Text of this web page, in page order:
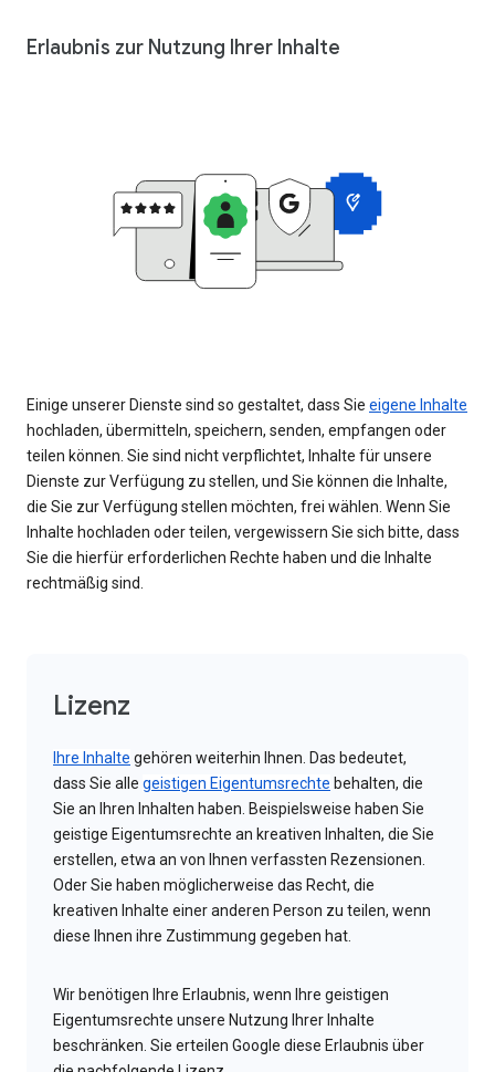
Erlaubnis zur Nutzung Ihrer Inhalte
Einige unserer Dienste sind so gestaltet, dass Sie eigene Inhalte
hochladen, übermitteln, speichern, senden, empfangen oder
teilen können. Sie sind nicht verpflichtet, Inhalte für unsere
Dienste zur Verfügung zu stellen, und Sie können die Inhalte,
die Sie zur Verfügung stellen möchten, frei wählen. Wenn Sie
Inhalte hochladen oder teilen, vergewissern Sie sich bitte, dass
Sie die hierfür erforderlichen Rechte haben und die Inhalte
rechtmäßig sind.
Lizenz
Ihre Inhalte gehören weiterhin Ihnen. Das bedeutet,
dass Sie alle geistigen Eigentumsrechte behalten, die
Sie an Ihren Inhalten haben. Beispielsweise haben Sie
geistige Eigentumsrechte an kreativen Inhalten, die Sie
erstellen, etwa an von Ihnen verfassten Rezensionen.
Oder Sie haben möglicherweise das Recht, die
kreativen Inhalte einer anderen Person zu teilen, wenn
diese Ihnen ihre Zustimmung gegeben hat.
Wir benötigen Ihre Erlaubnis, wenn Ihre geistigen
Eigentumsrechte unsere Nutzung Ihrer Inhalte
beschränken. Sie erteilen Google diese Erlaubnis über